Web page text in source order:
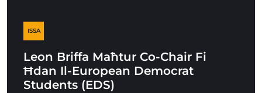
ISSA
Leon Briffa Maħtur Co-Chair Fi
Ħdan Il-European Democrat
Students (EDS)